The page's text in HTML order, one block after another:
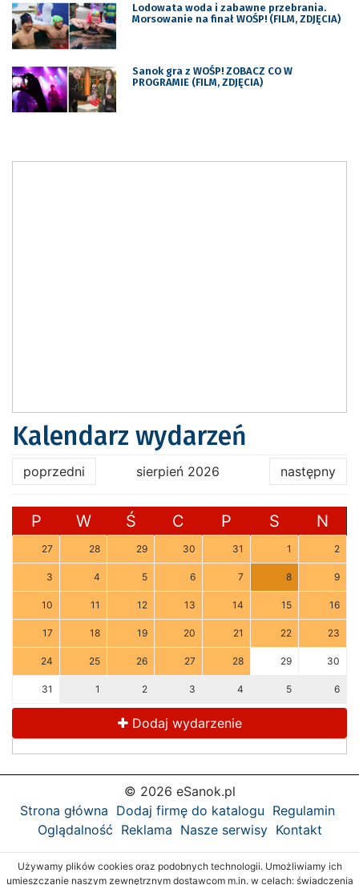
Lodowata woda i zabawne przebrania.
Morsowanie na finał WOŚP! (FILM, ZDJĘCIA)
Sanok gra z WOŚP! ZOBACZ CO W
PROGRAMIE (FILM, ZDJĘCIA)
Kalendarz wydarzeń
poprzedni sierpień 2026 następny
P W Ś C P S N
27 28 29 30 31 1 2
3 4 5 6 7 8 9
10 11 12 13 14 15 16
17 18 19 20 21 22 23
24 25 26 27 28 29 30
31 1 2 3 4 5 6
Dodaj wydarzenie
© 2026 eSanok.pl
Strona główna Dodaj firmę do katalogu Regulamin
Oglądalność Reklama Nasze serwisy Kontakt
Używamy plików cookies oraz podobnych technologii. Umożliwiamy ich
umieszczanie naszym zewnętrznym dostawcom m.in. w celach: świadczenia